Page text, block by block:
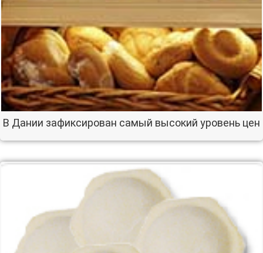
В Дании зафиксирован самый высокий уровень цен